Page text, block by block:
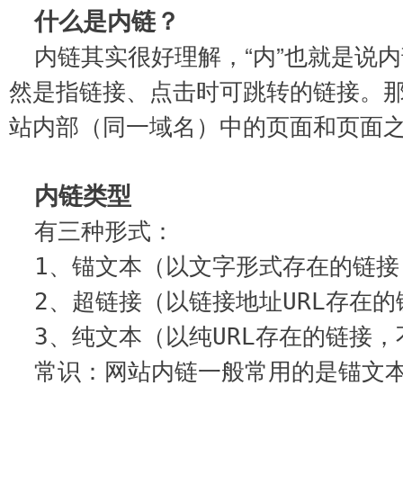
什么是内链？
内链其实很好理解，“内”也就是说
然是指链接、点击时可跳转的链接。
站内部（同一域名）中的页面和页面
内链类型
有三种形式：
1、锚文本（以文字形式存在的链
2、超链接（以链接地址URL存在
3、纯文本（以纯URL存在的链接
常识：网站内链一般常用的是锚文